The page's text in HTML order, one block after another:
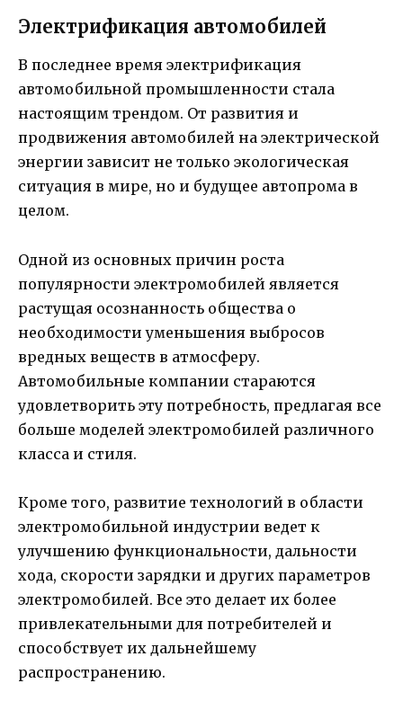
Электрификация автомобилей
В последнее время электрификация
автомобильной промышленности стала
настоящим трендом. От развития и
продвижения автомобилей на электрической
энергии зависит не только экологическая
ситуация в мире, но и будущее автопрома в
целом.
Одной из основных причин роста
популярности электромобилей является
растущая осознанность общества о
необходимости уменьшения выбросов
вредных веществ в атмосферу.
Автомобильные компании стараются
удовлетворить эту потребность, предлагая все
больше моделей электромобилей различного
класса и стиля.
Кроме того, развитие технологий в области
электромобильной индустрии ведет к
улучшению функциональности, дальности
хода, скорости зарядки и других параметров
электромобилей. Все это делает их более
привлекательными для потребителей и
способствует их дальнейшему
распространению.